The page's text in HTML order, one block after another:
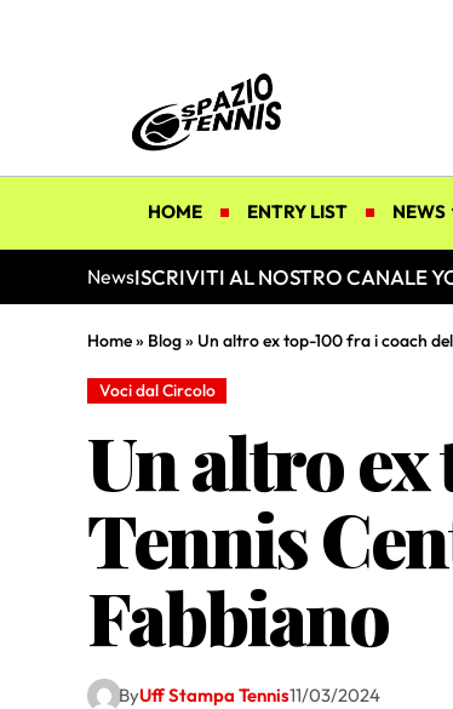
HOME ENTRY LIST NEWS
NewsISCRIVITI AL NOSTRO CANALE
Home» Blog» Un altro ex top-100 fra i coach
Voci dal Circolo
Un altro
Tennis
Fabbiano
ByUff Stampa Tennis11/03/2024